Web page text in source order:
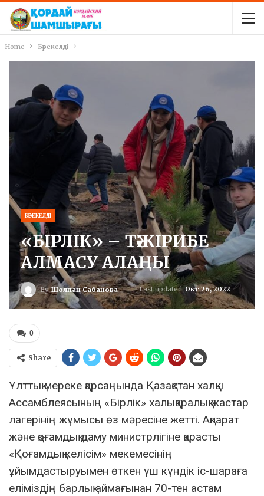
Home Бәрекелді
БӘРЕКЕЛДІ
«БІРЛІК» – ТӘЖІРИБЕ
АЛМАСУ АЛАҢЫ
ByШолпан Сабанова Last updated Окт 26, 2022
0
Share
Ұлттық мереке қарсаңында Қазақстан халқы
Ассамблеясының «Бірлік» халықаралық жастар
лагерінің жұмысы өз мәресіне жетті. Ақпарат
және қоғамдық даму министрлігіне қарасты
«Қоғамдық келісім» мекемесінің
ұйымдастыруымен өткен үш күндік іс-шараға
еліміздің барлық аймағынан 70-тен астам